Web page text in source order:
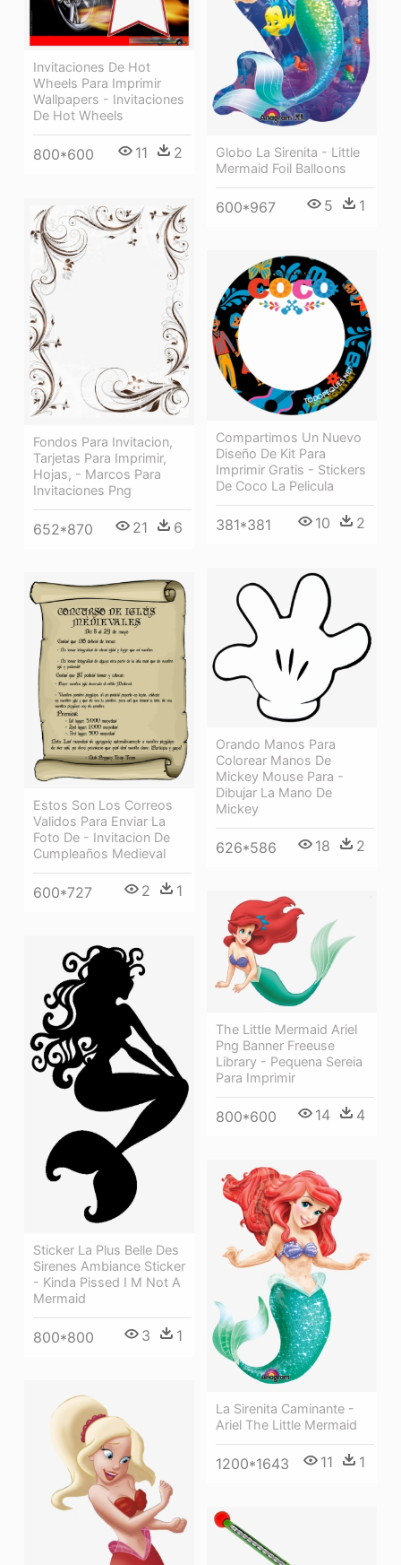
Globo La Sirenita - Little
Mermaid Foil Balloons
600*967 5 1
Invitaciones De Hot
Wheels Para Imprimir
Wallpapers - Invitaciones
De Hot Wheels
800*600 11 2
Fondos Para Invitacion,
Tarjetas Para Imprimir,
Hojas, - Marcos Para
Invitaciones Png
652*870 21 6
Compartimos Un Nuevo
Diseño De Kit Para
Imprimir Gratis - Stickers
De Coco La Pelicula
381*381 10 2
Orando Manos Para
Colorear Manos De
Mickey Mouse Para -
Dibujar La Mano De
Mickey
626*586 18 2
Estos Son Los Correos
Validos Para Enviar La
Foto De - Invitacion De
Cumpleaños Medieval
600*727 2 1
The Little Mermaid Ariel
Png Banner Freeuse
Library - Pequena Sereia
Para Imprimir
800*600 14 4
Sticker La Plus Belle Des
Sirenes Ambiance Sticker
- Kinda Pissed I M Not A
Mermaid
800*800 3 1
La Sirenita Caminante -
Ariel The Little Mermaid
1200*1643 11 1